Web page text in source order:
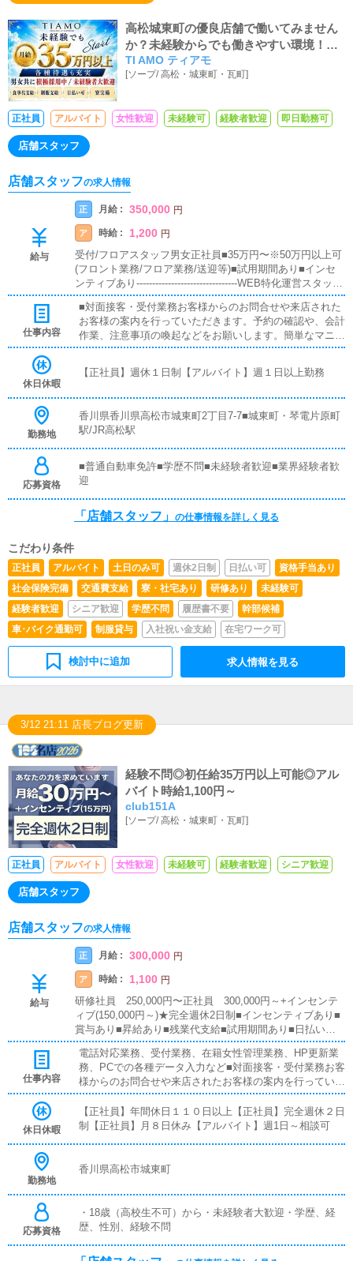
高松城東町の優良店舗で働いてみません
か？未経験からでも働きやすい環境！短
時間アルバイト・送迎ドライバーも積極
採用中です！日々景色が変わる刺激的な
ょう！
TI AMO ティアモ
[ソープ/高松・城東町・瓦町]
正社員 アルバイト 女性歓迎 未経験可 経験者歓迎 即日勤務可
店舗スタッフ
店舗スタッフの求人情報
給与
正 月給 : 350,000 円
ア 時給 : 1,200 円
受付/フロアスタッフ男女正社員■35万円〜※50万円以上可
(フロント業務/フロア業務/送迎等)■試用期間あり■インセ
ンティブあり--------------------------------WEB特化運営スタッフ
■25万円〜※35万円以上可--------------------------------店長/幹部
候補■50万円〜※100万円以上可(プラスα各種役職手当)
仕事内容
■対面接客・受付業務お客様からのお問合せや来店された
お客様の案内を行っていただきます。予約の確認や、会計
作業、注意事項の喚起などをお願いします。簡単なマニュ
アルや、先輩スタッフに付いて業務内容を見ながら徐々に
す。■PC更新業務ヘブンネットなど、ポータルサイト等の
はボタンを押すだけや、ブログの更新時に簡単に文字が入
力出来れば問題ありません。PCが苦手な人でも簡単にで
きます。■清掃・備品管理お客様やキャストの方に快適に
お過ごしいただくため、店内の清掃や備品の管理・補充を
行っていただきます。
休日休暇
【正社員】週休１日制【アルバイト】週１日以上勤務
勤務地
香川県香川県高松市城東町2丁目7-7■城東町・琴電片原町
駅/JR高松駅
応募資格
■普通自動車免許■学歴不問■未経験者歓迎■業界経験者歓
迎
「店舗スタッフ」 の仕事情報を詳しく見る
こだわり条件
正社員 アルバイト 土日のみ可 週休2日制 日払い可
資格手当あり
社会保険完備
交通費支給 寮・社宅あり 研修あり
未経験可
経験者歓迎
シニア歓迎 学歴不問 履歴書不要
幹部候補
車･バイク通勤可
制服貸与 入社祝い金支給 在宅ワーク可
検討中に追加 求人情報を見る
3/12 21:11 店長ブログ更新
経験不問◎初任給35万円以上可能◎アル
バイト時給1,100円～
club151A
[ソープ/高松・城東町・瓦町]
正社員 アルバイト 女性歓迎 未経験可 経験者歓迎 シニア歓迎
店舗スタッフ
店舗スタッフの求人情報
給与
正 月給 : 300,000 円
ア 時給 : 1,100 円
研修社員 250,000円〜正社員 300,000円～+インセンテ
ィブ(150,000円～)★完全週休2日制■インセンティブあり■
賞与あり■昇給あり■残業代支給■試用期間あり■日払い可■
週払い可
仕事内容
電話対応業務、受付業務、在籍女性管理業務、HP更新業
務、PCでの各種データ入力など■対面接客・受付業務お客
様からのお問合せや来店されたお客様の案内を行っていた
だきます。予約の確認や、会計作業、注意事項の喚起など
をお願いします。簡単なマニュアルや、先輩スタッフに付
いて業務内容を見ながら徐々に覚えていただきますので、
【新規のお客様の増加】【お客様のリピート率の向上】
施策の提案を行っていただきます。■キャスト管理お店で
働いていただいているキャストの方が稼げるようにインタ
ーネットを使ったPR（写メ日記）などの使い方などのア
トなど、ポータルサイト等の店舗情報更新作業を行ってい
休日休暇
【正社員】年間休日１１０日以上【正社員】完全週休２日
制【正社員】月８日休み【アルバイト】週1日～相談可
勤務地
香川県高松市城東町
応募資格
・18歳（高校生不可）から・未経験者大歓迎・学歴、経
歴、性別、経験不問